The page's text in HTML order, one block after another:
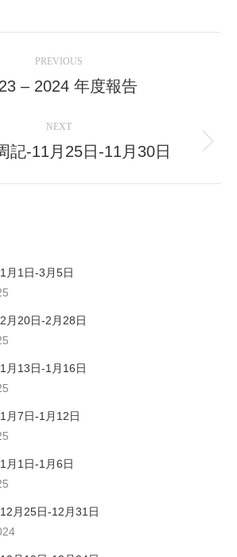
PREVIOUS
Previous
– 2024 年度報告
NEXT
Next
記-11月25日-11月30日
月1日-3月5日
月20日-2月28日
月13日-1月16日
月7日-1月12日
月1日-1月6日
月25日-12月31日